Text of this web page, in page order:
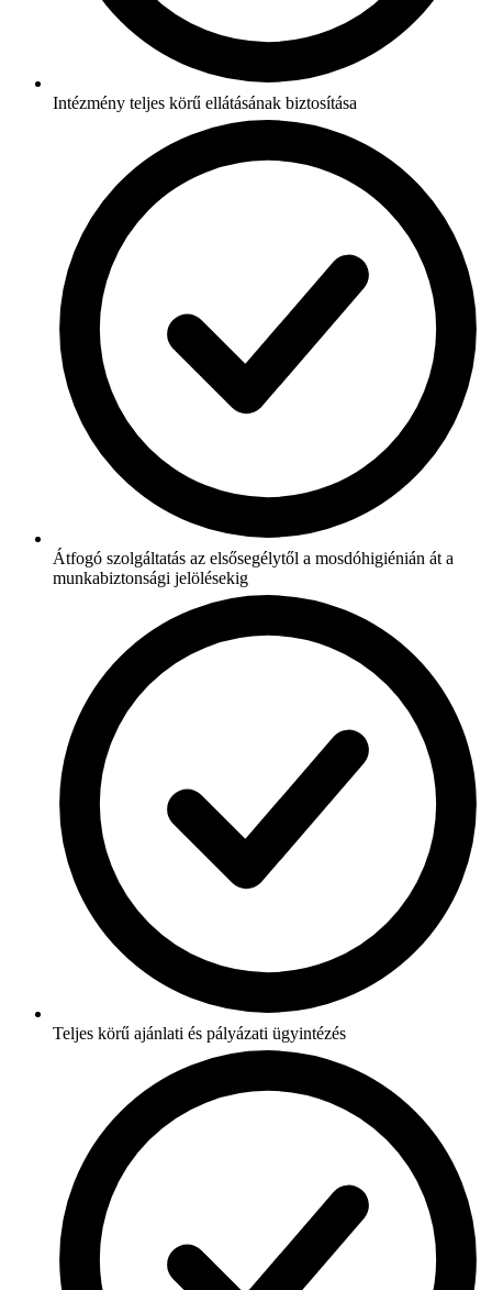
Intézmény teljes körű ellátásának biztosítása
Átfogó szolgáltatás az elsősegélytől a mosdóhigiénián át a
munkabiztonsági jelölésekig
Teljes körű ajánlati és pályázati ügyintézés